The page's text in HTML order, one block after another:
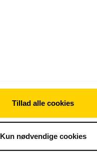
Tillad alle cookies
Kun nødvendige cookies